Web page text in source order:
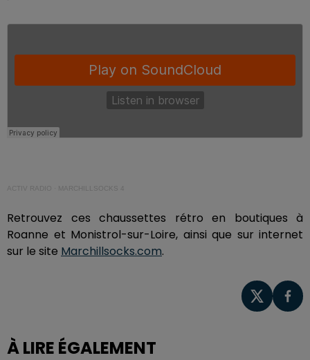
ACTIV RADIO MARCHILLSOCKS 4
Retrouvez ces chaussettes rétro en boutiques à
Roanne et Monistrol-sur-Loire, ainsi que sur internet
sur le site Marchillsocks.com.
À LIRE ÉGALEMENT